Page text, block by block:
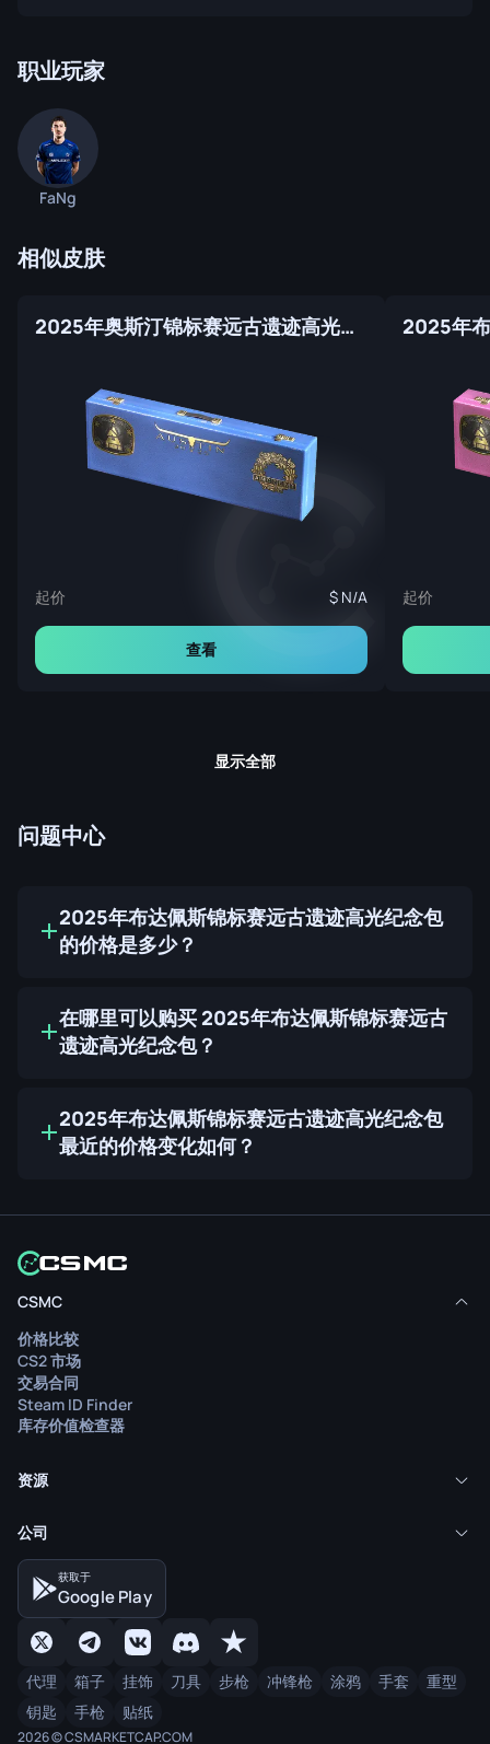
职业玩家
FaNg
相似皮肤
2025年奥斯汀锦标赛远古遗迹高光纪念包
起价 N/A
查看
起价
显示全部
问题中心
2025年布达佩斯锦标赛远古遗迹高光纪念包
的价格是多少？
在哪里可以购买 2025年布达佩斯锦标赛远古
遗迹高光纪念包？
2025年布达佩斯锦标赛远古遗迹高光纪念包
最近的价格变化如何？
CSMC
价格比较
CS2 市场
交易合同
Steam ID Finder
库存价值检查器
资源
公司
获取于
Google Play
代理 箱子 挂饰 刀具 步枪 冲锋枪 涂鸦 手套
重型
钥匙
手枪 贴纸
2026 © CSMARKETCAP.COM